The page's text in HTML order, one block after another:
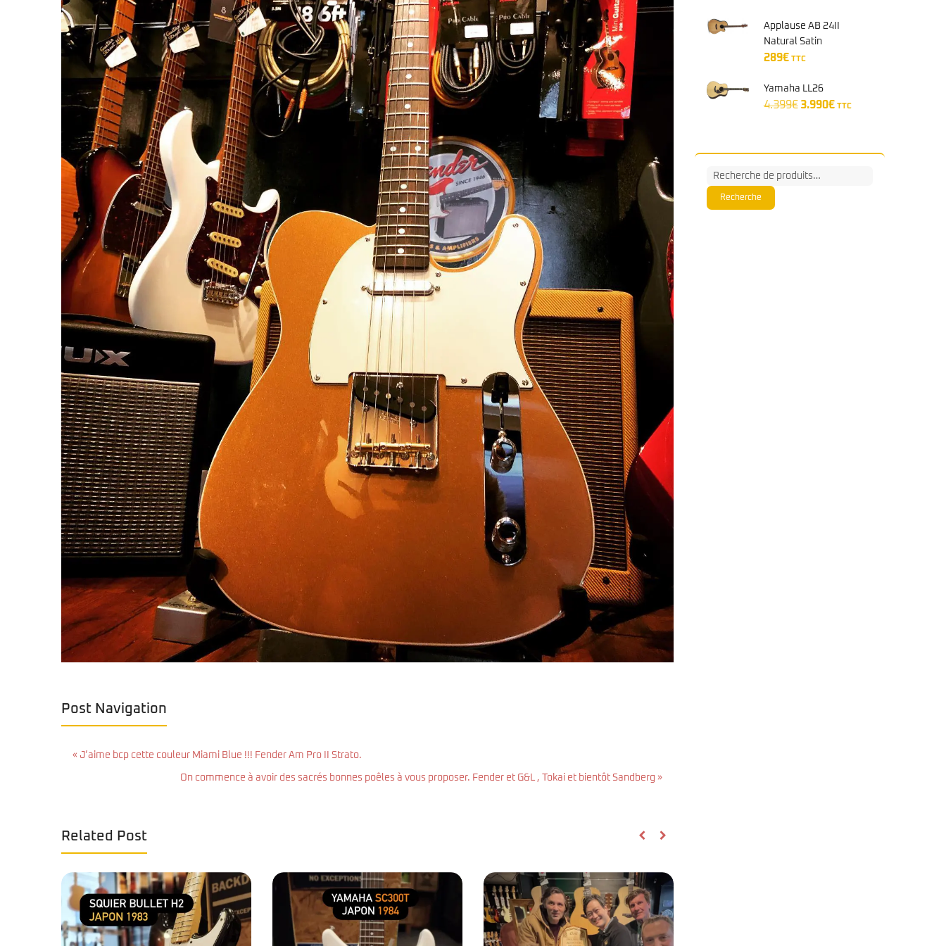
Sire Larry Carlton
Squier by Fender
Sterling by Music Man
Tokai
Yamaha
Kremona
Lag
Ovation
Sigma
Sire
Takamine
Yamaha
Post Navigation
« J’aime bcp cette couleur Miami Blue !!! Fender Am Pro II Strato.
On commence à avoir des sacrés bonnes poêles à vous proposer. Fender et G&L , Tokai et bientôt Sandberg »
Related Post
Applause AB 24II
Natural Satin
289€ TTC
Yamaha LL26
4.399€ Le
3.990€Le
TTC
Recherche
pour :
Recherche